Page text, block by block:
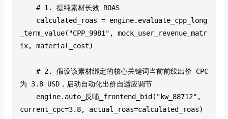
# 1. 提纯素材长效 ROAS
_term_value("CPP_9981", mock_user_revenue_matr
ix, material_cost)
为 3.8 USD，启动自动化出价自适应调节
current_cpc=3.8, actual_roas=calculated_roas)